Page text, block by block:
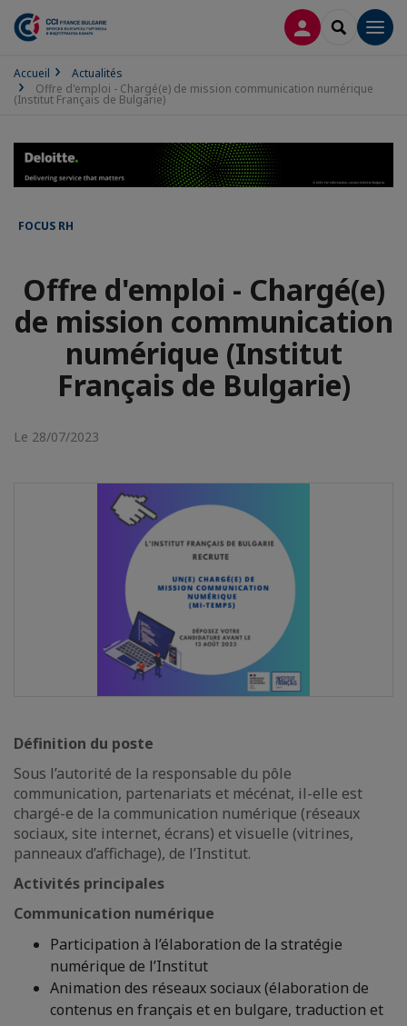
CONNEXION
Accueil
Actualités
Offre d'emploi - Chargé(e) de mission communication numérique
(Institut Français de Bulgarie)
FOCUS RH
Offre d'emploi - Chargé(e)
de mission communication
numérique (Institut
Français de Bulgarie)
Le 28/07/2023
Définition du poste
Sous l’autorité de la responsable du pôle
communication, partenariats et mécénat, il-elle est
chargé-e de la communication numérique (réseaux
sociaux, site internet, écrans) et visuelle (vitrines,
panneaux d’affichage), de l’Institut.
Activités principales
Communication numérique
Participation à l’élaboration de la stratégie
numérique de l’Institut
Animation des réseaux sociaux (élaboration de
contenus en français et en bulgare, traduction et